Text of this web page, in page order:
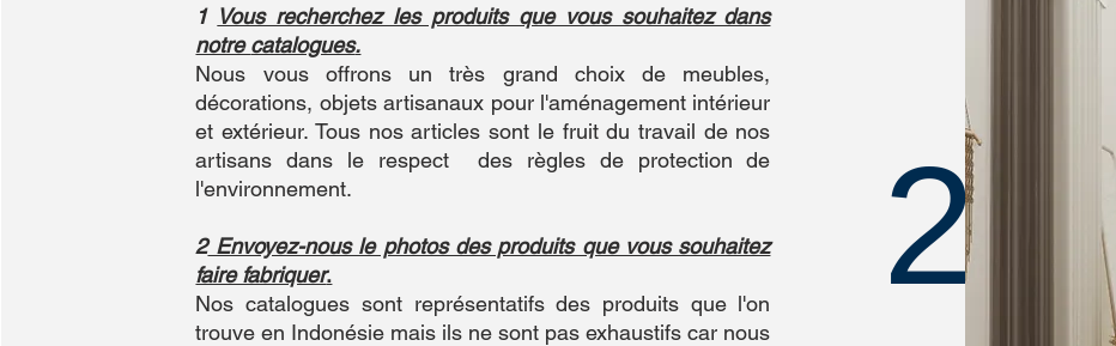
1 Vous recherchez les produits que vous souhaitez dans
notrecatalogues.
Nous vous offrons un très grand choix de meubles,
décorations, objets artisanaux pour l'aménagement intérieur
et extérieur. Tous nos articles sont le fruit du travail de nos
artisans dans le respect des règles de protection de
l'environnement.
2Envoyez-nous le photos des produits que vous souhaitez
faire fabriquer.
Nos catalogues sont représentatifs des produits que l'on
trouve en Indonésie mais ils ne sont pas exhaustifs car nous
2